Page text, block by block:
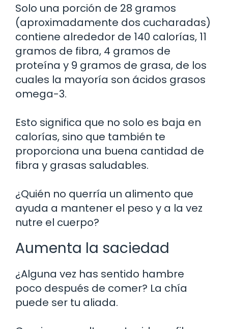
Solo una porción de 28 gramos
(aproximadamente dos cucharadas)
contiene alrededor de 140 calorías, 11
gramos de fibra, 4 gramos de
proteína y 9 gramos de grasa, de los
cuales la mayoría son ácidos grasos
omega-3.
Esto significa que no solo es baja en
calorías, sino que también te
proporciona una buena cantidad de
fibra y grasas saludables.
¿Quién no querría un alimento que
ayuda a mantener el peso y a la vez
nutre el cuerpo?
Aumenta la saciedad
¿Alguna vez has sentido hambre
poco después de comer? La chía
puede ser tu aliada.